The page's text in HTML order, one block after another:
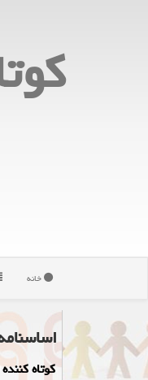
خانه
کوتاه